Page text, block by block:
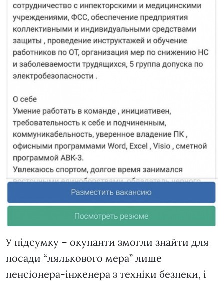
У підсумку – окупанти змогли знайти для
посади “лялькового мера” лише
пенсіонера-інженера з техніки безпеки, і